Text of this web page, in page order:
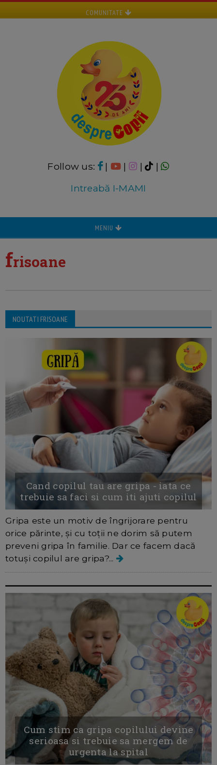
COMUNITATE
Follow us: | | |
|
Intreabă I-MAMI
MENIU
frisoane
NOUTATI FRISOANE
Cand copilul tau are gripa - iata ce
trebuie sa faci si cum iti ajuti copilul
Gripa este un motiv de îngrijorare pentru
orice părinte, și cu toții ne dorim să putem
preveni gripa în familie. Dar ce facem dacă
totuși copilul are gripa?...
Cum stim ca gripa copilului devine
serioasa si trebuie sa mergem de
urgenta la spital